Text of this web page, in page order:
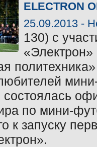
ELECTRON
25.09.2013 -
130) с
по мини-
к запуску